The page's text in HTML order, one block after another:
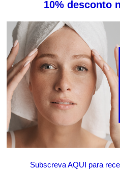
TOGGLE DROPDOWN
SUPLEMENTOSTOGGLE